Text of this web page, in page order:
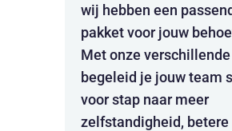
wij hebben een
pakket voor jouw
Met onze
begeleid je jouw team
voor stap naar meer
zelfstandigheid, betere